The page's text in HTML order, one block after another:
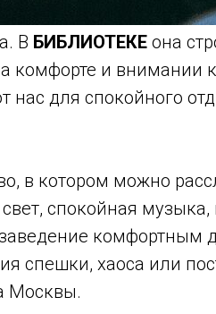
В БИБЛИОТЕКЕ она
комфорте и внимании
для спокойного
в котором можно
спокойная музыка,
комфортным
спешки, хаоса или
Москвы.